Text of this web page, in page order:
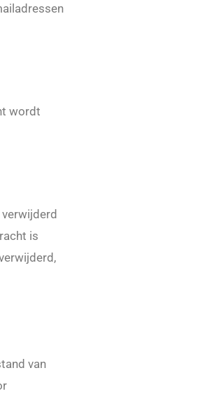
wordt
is
van